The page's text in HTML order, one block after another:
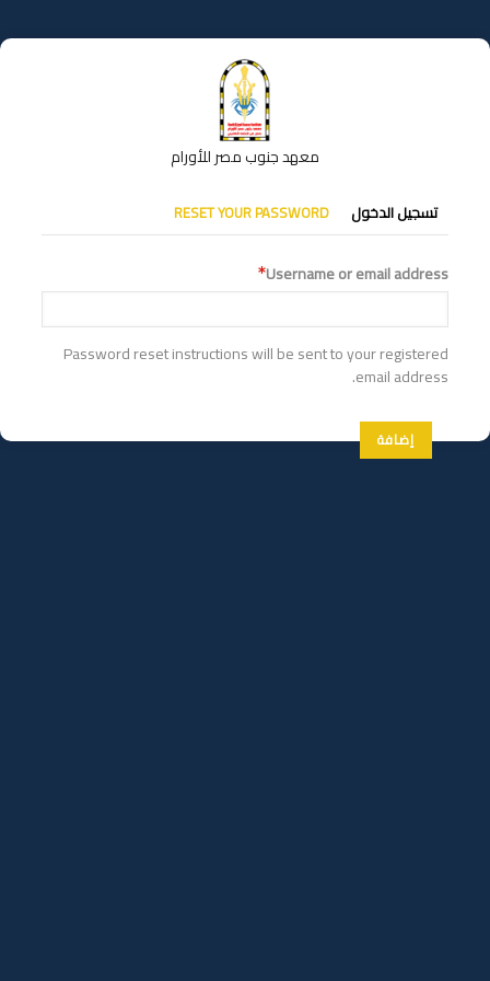
إلى
المحتوى
معهد جنوب مصر للأورام
التبويبات
الأساسية
تسجيل الدخول RESET YOUR PASSWORD
Username or email address
Password reset instructions will be sent to your registered
email address.